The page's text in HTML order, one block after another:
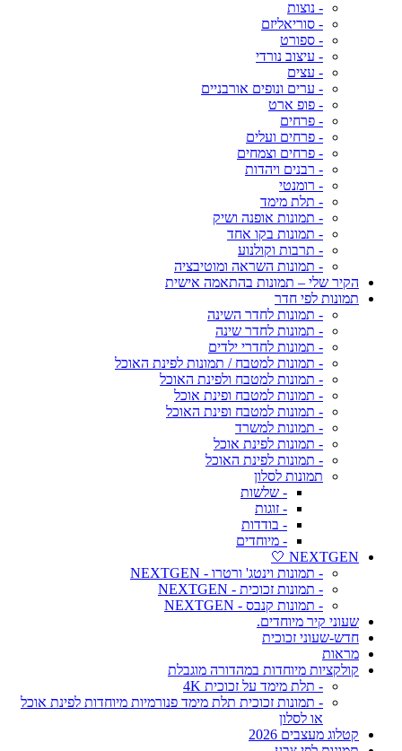
- נוצות
- סוריאליזם
- ספורט
- עיצוב נורדי
- עצים
- ערים ונופים אורבניים
- פופ ארט
- פרחים
- פרחים ועלים
- פרחים וצמחים
- רבנים ויהדות
- רומנטי
- תלת מימד
- תמונות אופנה ושיק
- תמונות בקו אחד
- תרבות וקולנוע
- תמונות השראה ומוטיבציה
הקיר שלי – תמונות בהתאמה אישית
תמונות לפי חדר
- תמונות לחדר השינה
- תמונות לחדר שינה
- תמונות לחדרי ילדים
- תמונות למטבח / תמונות לפינת האוכל
- תמונות למטבח ולפינת האוכל
- תמונות למטבח ופינת אוכל
- תמונות למטבח ופינת האוכל
- תמונות למשרד
- תמונות לפינת אוכל
- תמונות לפינת האוכל
תמונות לסלון
- שלשות
- זוגות
- בודדות
- מיוחדים
NEXTGEN 🤍
- תמונות וינטג' ורטרו - NEXTGEN
- תמונות זכוכית - NEXTGEN
- תמונות קנבס - NEXTGEN
שעוני קיר מיוחדים.
חדש-שעוני זכוכית
מראות
קולקציות מיוחדות במהדורה מוגבלת
- תלת מימד על זכוכית 4K
- תמונות זכוכית תלת מימד פנורמיות מיוחדות לפינת אוכל
או לסלון
קטלוג מעצבים 2026